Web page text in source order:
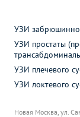
Новая Москва, ул.
УЗИ
УЗИ простаты
УЗИ плечевого
УЗИ локтевого